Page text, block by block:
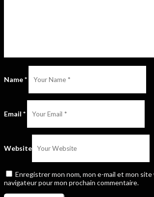
Name*
Email *
Website
Enregistrer mon nom, mon e-mail et mon site
navigateur pour mon prochain commentaire.